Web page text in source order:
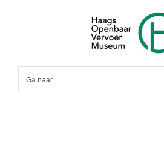
Ga naar...